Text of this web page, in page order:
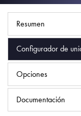
Resumen
Configurador de
Opciones
Documentación